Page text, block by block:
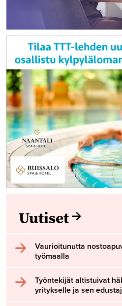
Uutiset
Vaurioitunutta
työmaalla
Työntekijät altistuivat
yritykselle ja sen